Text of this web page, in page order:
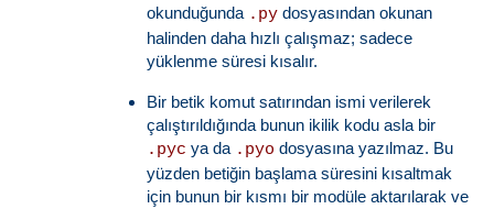
okunduğunda .py dosyasından okunan
halinden daha hızlı çalışmaz; sadece
yüklenme süresi kısalır.
Bir betik komut satırından ismi verilerek
çalıştırıldığında bunun ikilik kodu asla bir
.pyc ya da .pyo dosyasına yazılmaz. Bu
yüzden betiğin başlama süresini kısaltmak
için bunun bir kısmı bir modüle aktarılarak ve